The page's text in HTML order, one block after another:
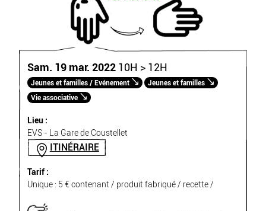
Sam. 19 mar. 2022 10H > 12H
Jeunes et familles / Evénement
Jeunes et familles
Vie associative
Lieu :
EVS - La Gare de Coustellet
ITINÉRAIRE
Tarif :
Unique : 5 € contenant / produit fabriqué / recette /